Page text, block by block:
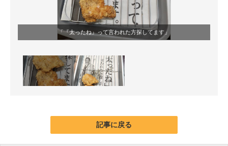
建設×テクノロジーの最前線
ちょっと気になるネットの話題
「『太ったね』って言われた方探してます」
記事に戻る